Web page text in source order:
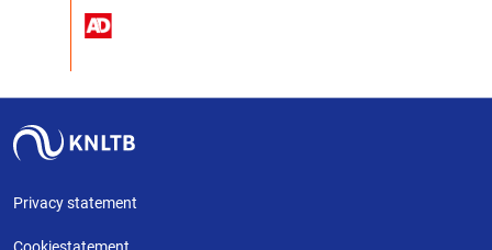
Privacy statement
Cookiestatement